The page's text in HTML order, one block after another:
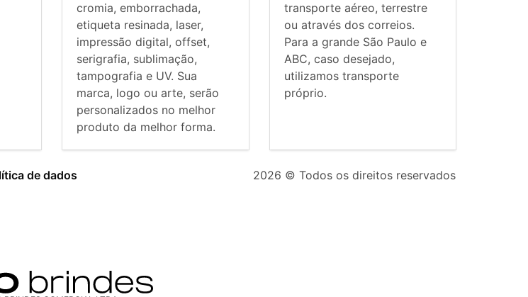
cromia, emborrachada,
etiqueta resinada, laser,
impressão digital, offset,
serigrafia, sublimação,
tampografia e UV. Sua
marca, logo ou arte, serão
personalizados no melhor
produto da melhor forma.
transporte aéreo, terrestre
ou através dos correios.
Para a grande São Paulo e
ABC, caso desejado,
utilizamos transporte
próprio.
de dados 2026 © Todos os direitos reservados